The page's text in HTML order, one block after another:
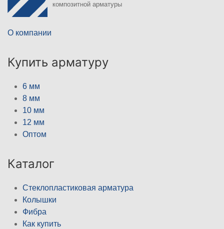
композитной арматуры
О компании
Купить арматуру
6 мм
8 мм
10 мм
12 мм
Оптом
Каталог
Стеклопластиковая арматура
Колышки
Фибра
Как купить